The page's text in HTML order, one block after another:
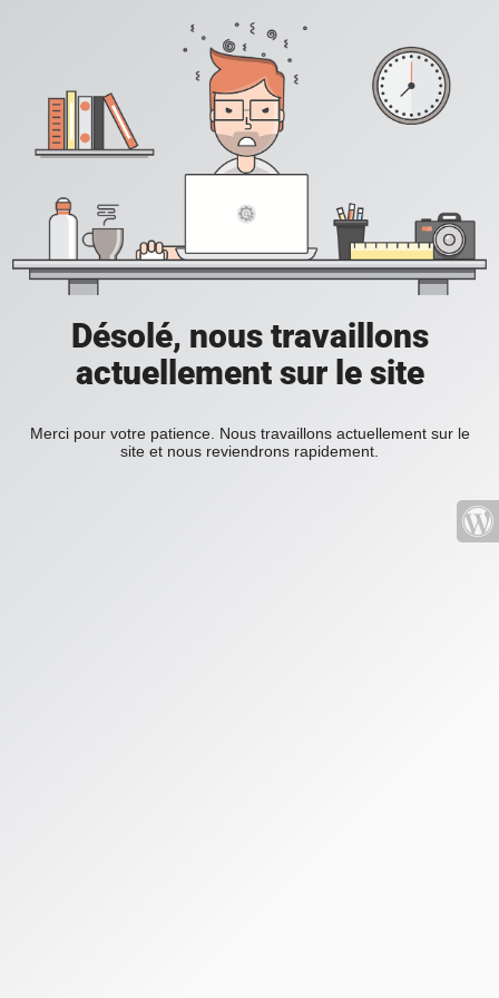
Désolé, nous travaillons
actuellement sur le site
Merci pour votre patience. Nous travaillons actuellement sur le
site et nous reviendrons rapidement.